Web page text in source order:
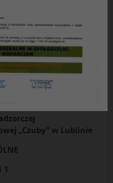
naniesione
„Czuby” w Lublinie
1